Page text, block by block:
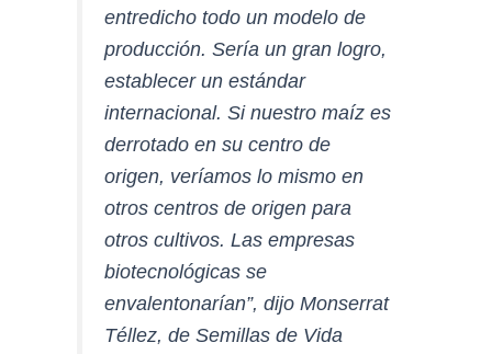
entredicho todo un modelo de
producción. Sería un gran logro,
establecer un estándar
internacional. Si nuestro maíz es
derrotado en su centro de
origen, veríamos lo mismo en
otros centros de origen para
otros cultivos. Las empresas
biotecnológicas se
envalentonarían”, dijo Monserrat
Téllez, de Semillas de Vida